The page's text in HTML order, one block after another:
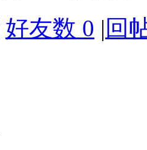
好友数 0 | 回